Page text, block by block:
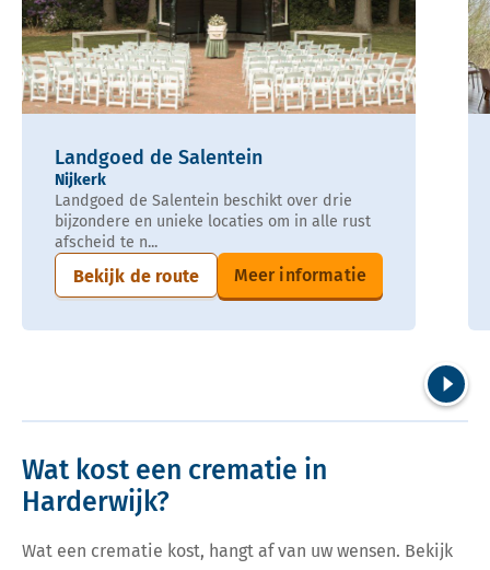
Landgoed de Salentein
Nijkerk
Landgoed de Salentein beschikt over drie
bijzondere en unieke locaties om in alle rust
afscheid te n...
Bekijk de route Meer informatie
Wat kost een crematie in
Harderwijk?
Wat een crematie kost, hangt af van uw wensen. Bekijk